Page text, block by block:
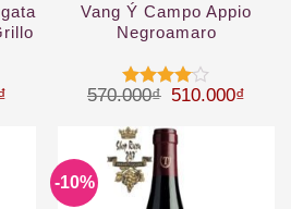
690.000₫.
Giá hiện tại là: 620.000₫.
Vang Ý Campo Appio
Negroamaro
Được
45 sao
570.000₫ Giá gốc là:
510.000₫
-10%